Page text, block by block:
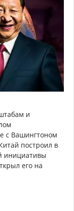
и
с Вашингтоном
построил в
инициативы
его на